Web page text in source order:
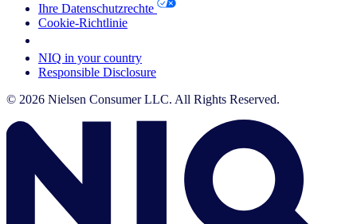
Ihre Datenschutzrechte
Cookie-Richtlinie
NIQ in your country
Responsible Disclosure
© 2026 Nielsen Consumer LLC. All Rights Reserved.